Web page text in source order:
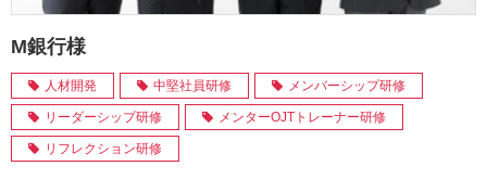
M銀行様
人材開発 中堅社員研修 メンバーシップ研修
リーダーシップ研修 メンターOJTトレーナー研修
リフレクション研修